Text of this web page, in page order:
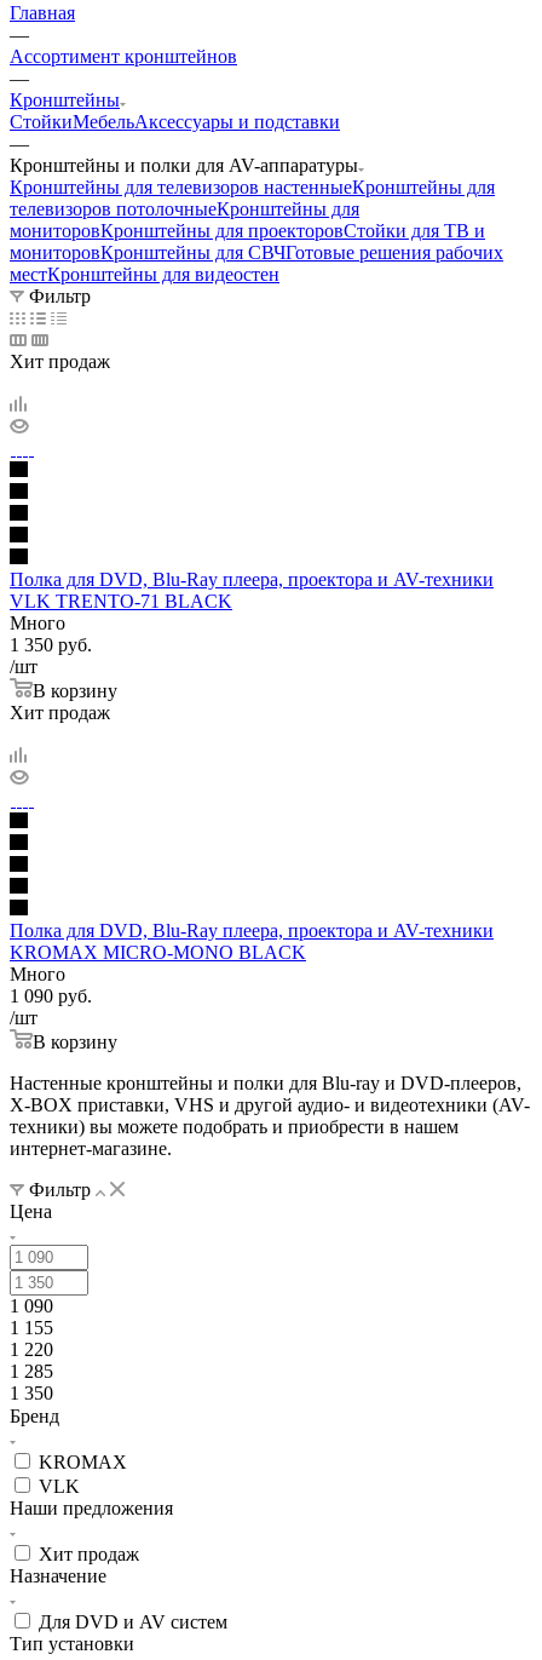
Главная
—
Ассортимент кронштейнов
—
Кронштейны
СтойкиМебельАксессуары и подставки
—
Кронштейны и полки для AV-аппаратуры
Кронштейны для телевизоров настенныеКронштейны для
телевизоров потолочныеКронштейны для
мониторовКронштейны для проекторовСтойки для ТВ и
мониторовКронштейны для СВЧГотовые решения рабочих
местКронштейны для видеостен
Фильтр
Хит продаж
Полка для DVD, Blu-Ray плеера, проектора и AV-техники
VLK TRENTO-71 BLACK
Много
1 350 руб.
/шт
В корзину
Хит продаж
Полка для DVD, Blu-Ray плеера, проектора и AV-техники
KROMAX MICRO-MONO BLACK
Много
1 090 руб.
/шт
В корзину
Настенные кронштейны и полки для Blu-ray и DVD-плееров,
X-BOX приставки, VHS и другой аудио- и видеотехники (AV-
техники) вы можете подобрать и приобрести в нашем
интернет-магазине.
Фильтр
Цена
1 090
1 155
1 220
1 285
1 350
Бренд
KROMAX
VLK
Наши предложения
Хит продаж
Назначение
Для DVD и AV систем
Тип установки